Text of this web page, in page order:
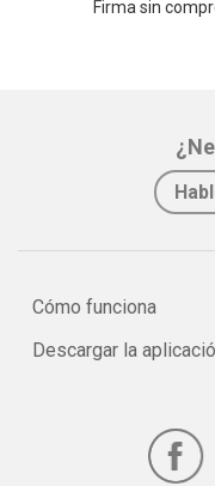
Firma sin
Cómo funciona
Descargar la